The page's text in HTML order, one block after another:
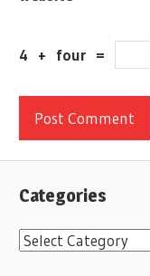
4 + four =
Categories
C